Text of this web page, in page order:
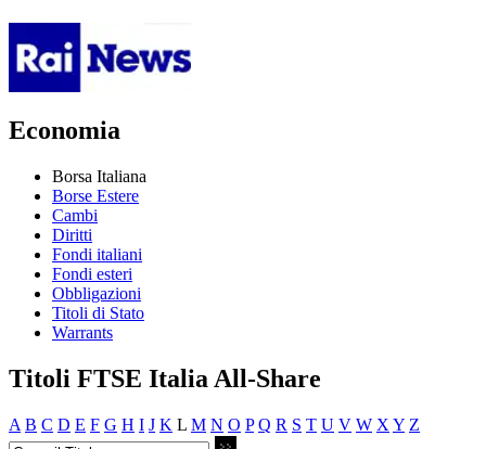
Economia
Borsa Italiana
Borse Estere
Cambi
Diritti
Fondi italiani
Fondi esteri
Obbligazioni
Titoli di Stato
Warrants
Titoli FTSE Italia All-Share
A B C D E F G H I J K L M N O P Q R S T U V W X Y Z